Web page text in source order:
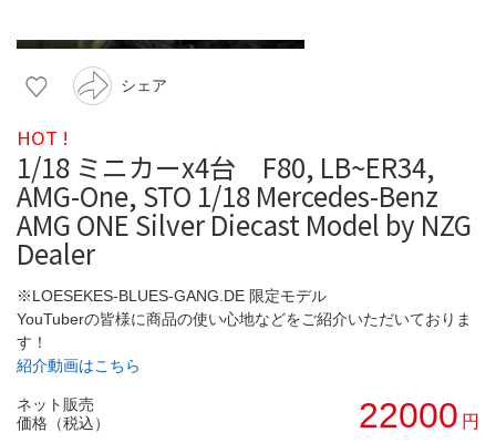
シェア
HOT !
1/18 ミニカーx4台 F80, LB~ER34,
AMG-One, STO 1/18 Mercedes-Benz
AMG ONE Silver Diecast Model by NZG
Dealer
※LOESEKES-BLUES-GANG.DE 限定モデル
YouTuberの皆様に商品の使い心地などをご紹介いただいておりま
す！
紹介動画はこちら
ネット販売
価格（税込）
22000 円